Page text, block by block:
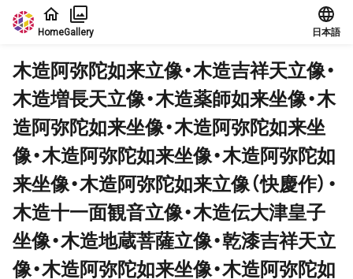
Jump to main content
HomeGallery 日本語
木造阿弥陀如来立像・木造吉祥天立像・
木造増長天立像・木造薬師如来坐像・木
造阿弥陀如来坐像・木造阿弥陀如来坐
像・木造阿弥陀如来坐像・木造阿弥陀如
来坐像・木造阿弥陀如来立像（快慶作）・
木造十一面観音立像・木造伝大津皇子
坐像・木造地蔵菩薩立像・乾漆吉祥天立
像・木造阿弥陀如来坐像・木造阿弥陀如